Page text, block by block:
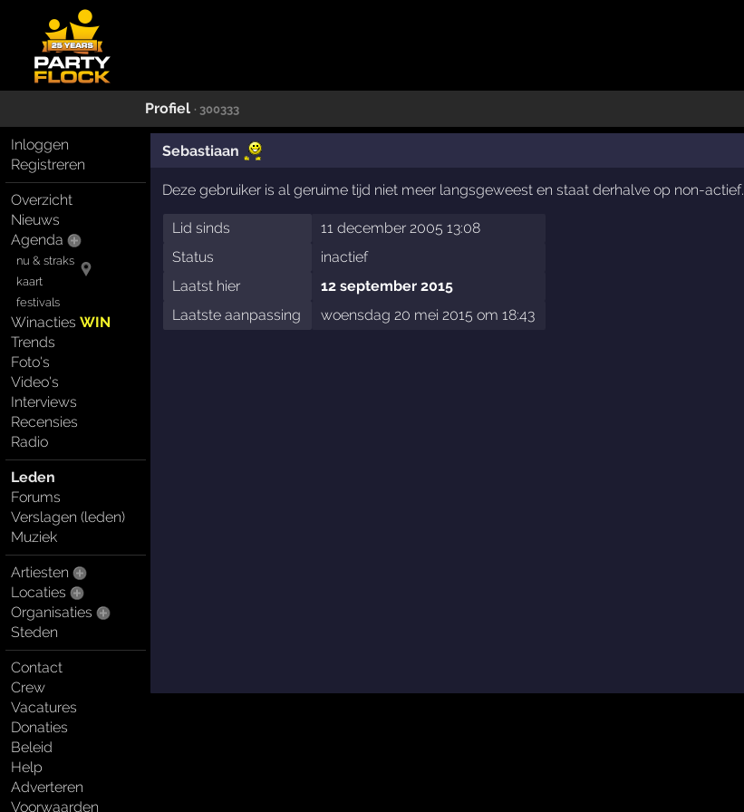
Profiel · 300333
Inloggen
Registreren
Overzicht
Nieuws
Agenda
nu & straks
kaart
festivals
WinactiesWIN
Trends
Foto's
Video's
Interviews
Recensies
Radio
Leden
Forums
Verslagen (leden)
Muziek
Artiesten
Locaties
Organisaties
Steden
Contact
Crew
Vacatures
Donaties
Beleid
Help
Adverteren
Voorwaarden
Sebastiaan
Deze gebruiker is al geruime tijd niet meer langsgeweest en staat derhalve op non-actief.
Lid sinds
11 december 2005 13:08
Status
inactief
Laatst hier
12 september 2015
Laatste aanpassing
woensdag 20 mei 2015 om 18:43